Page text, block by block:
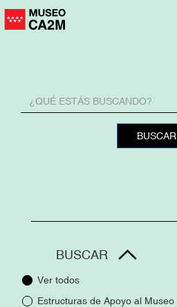
Pasar
BuscadorBUSCAR
BUSCAR
Temas
Ver todos
Estructuras de Apoyo al Museo